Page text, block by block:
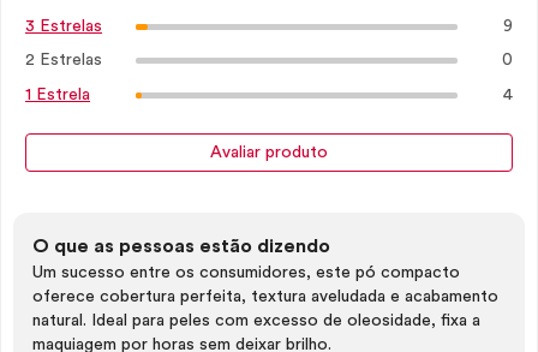
3 Estrelas 9
2 Estrelas 0
1 Estrela 4
Avaliar produto
O que as pessoas estão dizendo
Um sucesso entre os consumidores, este pó compacto
oferece cobertura perfeita, textura aveludada e acabamento
natural. Ideal para peles com excesso de oleosidade, fixa a
maquiagem por horas sem deixar brilho.